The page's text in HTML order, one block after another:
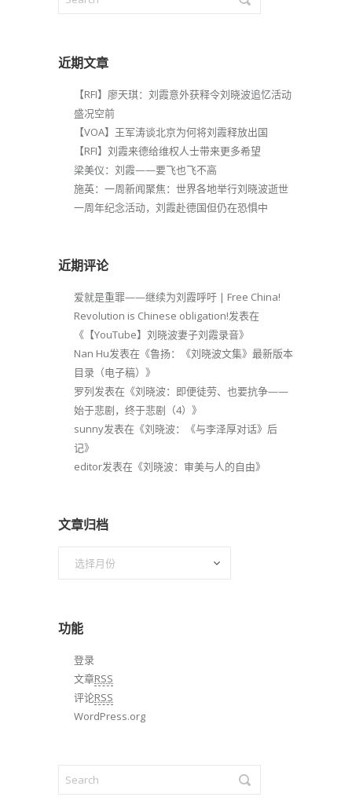
近期文章
【RFI】廖天琪：刘霞意外获释令刘晓波追忆活动
盛况空前
【VOA】王军涛谈北京为何将刘霞释放出国
【RFI】刘霞来德给维权人士带来更多希望
梁美仪：刘霞——要飞也飞不高
施英：一周新闻聚焦：世界各地举行刘晓波逝世
一周年纪念活动，刘霞赴德国但仍在恐惧中
近期评论
爱就是重罪——继续为刘霞呼吁 | Free China!
Revolution is Chinese obligation!发表在
《 【YouTube】刘晓波妻子刘霞录音》
Nan Hu发表在《鲁扬：《刘晓波文集》最新版本
目录（电子稿） 》
罗列发表在《刘晓波：即便徒劳、也要抗争——
始于悲剧，终于悲剧（4） 》
sunny发表在《刘晓波：《与李泽厚对话》后
记》
editor发表在《刘晓波：审美与人的自由》
文章归档
功能
登录
文章RSS
评论RSS
WordPress.org